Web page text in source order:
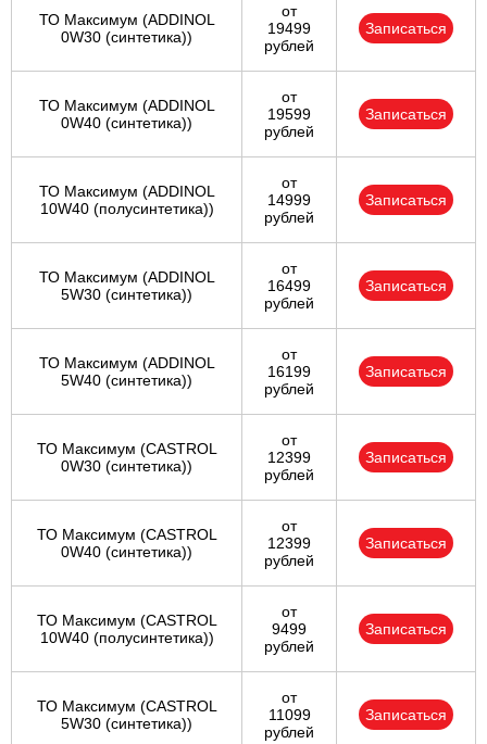
ТО Максимум (ADDINOL
0W30 (синтетика))
от
19499
рублей
Записаться
ТО Максимум (ADDINOL
0W40 (синтетика))
от
19599
рублей
Записаться
ТО Максимум (ADDINOL
10W40 (полусинтетика))
от
14999
рублей
Записаться
ТО Максимум (ADDINOL
5W30 (синтетика))
от
16499
рублей
Записаться
ТО Максимум (ADDINOL
5W40 (синтетика))
от
16199
рублей
Записаться
ТО Максимум (CASTROL
0W30 (синтетика))
от
12399
рублей
Записаться
ТО Максимум (CASTROL
0W40 (синтетика))
от
12399
рублей
Записаться
ТО Максимум (CASTROL
10W40 (полусинтетика))
от
9499
рублей
Записаться
ТО Максимум (CASTROL
5W30 (синтетика))
от
11099
рублей
Записаться